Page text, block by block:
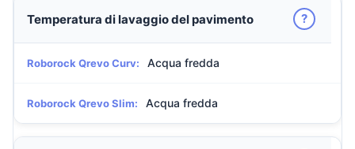
Temperatura di lavaggio del pavimento ?
Roborock Qrevo Curv: Acqua fredda
Roborock Qrevo Slim: Acqua fredda